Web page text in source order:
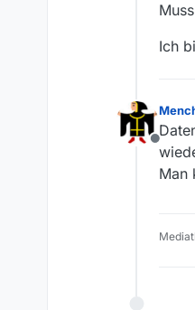
Ich
Man